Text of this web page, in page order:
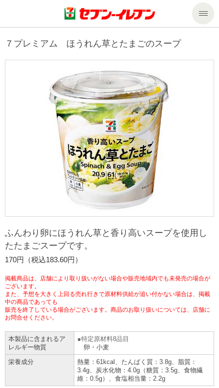
商品のご案内
今週の新商品
商品カテゴリ一覧
セブンプレミアム
ギフト
プリペイドカード・金券
ニンテンドー・ダウンロードカード
サービストップ
マルチコピー機でできること
マルチコピー機でできることトップ
コピー
プリント
スキャン
ファクス
チケット
宅配便
切手・はがき・印紙
セブン銀行ATM
ご利用可能なお支払い方法
各種料金のお支払い
チケットサービス
セブンチケット
チケットぴあ
イープラス
CNプレイガイド
セブン‐イレブンでお受取り
タワーレコード
セブンネットショッピング
停電時のサービス停止のお知らせ
ニュースリリース
企業理念
会社概要
貸借対照表・損益計算書
沿革
国内店舗数
私たちの取組み
サステナビリティ
セブン＆アイ・ホールディングスの重点課題
サステナビリティ活動基本方針
サステナビリティ推進体制
GREEN CHALLENGE 2050
4VISIONS
サステナビリティニュース
加盟店オーナー募集
店舗検索
ネットショッピング
お問い合わせ
Language
English (Corporate)
English (Services)
７プレミアム ほうれん草とたまごのスープ
ふんわり卵にほうれん草と香り高いスープを使用し
たたまごスープです。
170円（税込183.60円）
掲載商品は、店舗により取り扱いがない場合や販売地域内でも未発売の場合が
ございます。
また、予想を大きく上回る売れ行きで原材料供給が追い付かない場合は、掲載
中の商品であっても
販売を終了している場合がございます。商品のお取り扱いについては、店舗に
お問合せください。
本製品に含まれるア
レルギー物質
特定原材料8品目
卵・小麦
栄養成分
熱量：61kcal、たんぱく質：3.8g、脂質：
3.4g、炭水化物：4.0g（糖質：3.5g、食物繊
維：0.5g）、食塩相当量：2.2g